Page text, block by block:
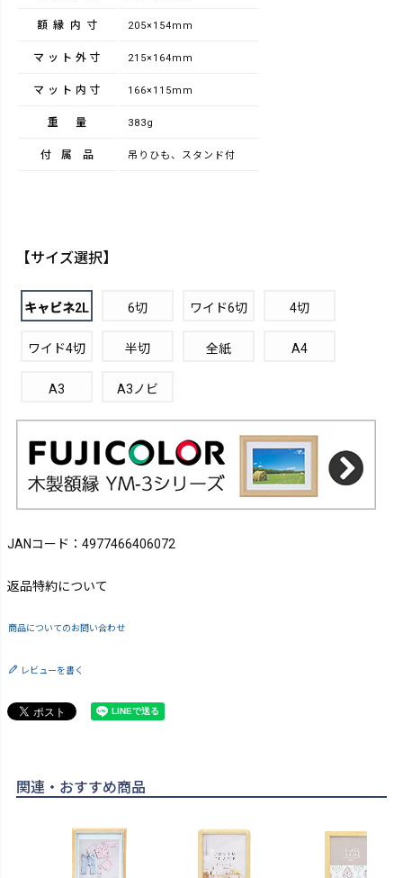
額縁内寸 205×154mm
マット外寸 215×164mm
マット内寸 166×115mm
重量 383g
付属品 吊りひも、スタンド付
【サイズ選択】
キャビネ2L 6切 ワイド6切 4切
ワイド4切 半切 全紙 A4
A3 A3ノビ
JANコード：4977466406072
返品特約について
商品についてのお問い合わせ
レビューを書く
関連・おすすめ商品